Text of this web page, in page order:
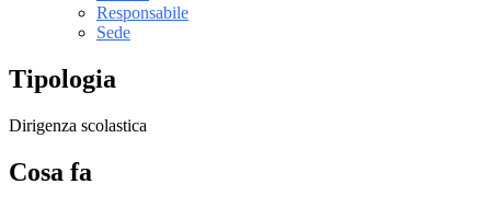
Responsabile
Sede
Tipologia
Dirigenza scolastica
Cosa fa